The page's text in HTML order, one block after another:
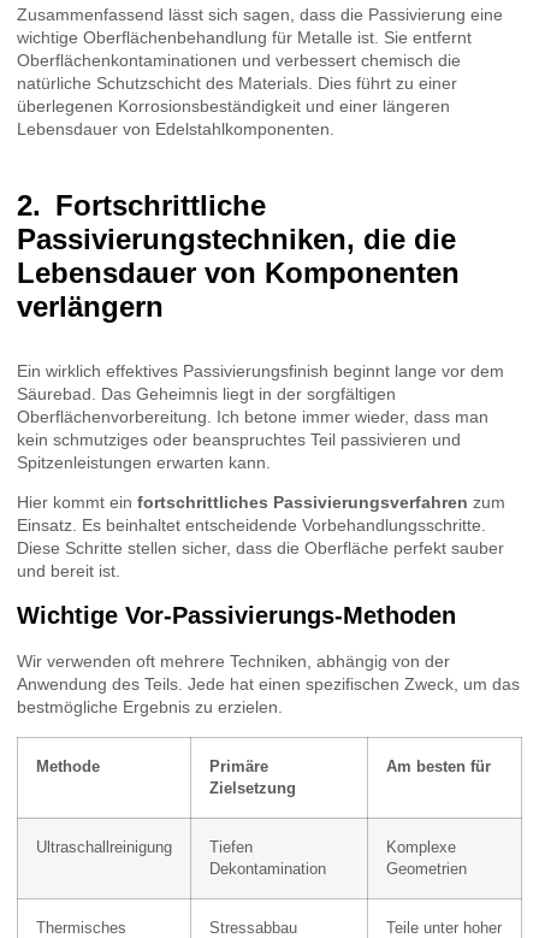
Zusammenfassend lässt sich sagen, dass die Passivierung eine
wichtige Oberflächenbehandlung für Metalle ist. Sie entfernt
Oberflächenkontaminationen und verbessert chemisch die
natürliche Schutzschicht des Materials. Dies führt zu einer
überlegenen Korrosionsbeständigkeit und einer längeren
Lebensdauer von Edelstahlkomponenten.
Fortschrittliche
Passivierungstechniken, die die
Lebensdauer von Komponenten
verlängern
Ein wirklich effektives Passivierungsfinish beginnt lange vor dem
Säurebad. Das Geheimnis liegt in der sorgfältigen
Oberflächenvorbereitung. Ich betone immer wieder, dass man
kein schmutziges oder beanspruchtes Teil passivieren und
Spitzenleistungen erwarten kann.
Hier kommt ein fortschrittliches Passivierungsverfahren zum
Einsatz. Es beinhaltet entscheidende Vorbehandlungsschritte.
Diese Schritte stellen sicher, dass die Oberfläche perfekt sauber
und bereit ist.
Wichtige Vor-Passivierungs-Methoden
Wir verwenden oft mehrere Techniken, abhängig von der
Anwendung des Teils. Jede hat einen spezifischen Zweck, um das
bestmögliche Ergebnis zu erzielen.
Methode
Primäre
Zielsetzung
Am besten für
Ultraschallreinigung
Tiefen
Dekontamination
Komplexe
Geometrien
Thermisches
Stressabbau
Teile unter hoher